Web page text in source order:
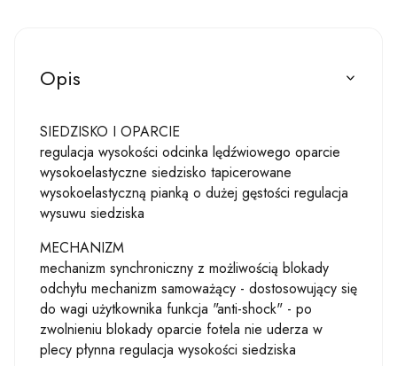
Opis
SIEDZISKO I OPARCIE
regulacja wysokości odcinka lędźwiowego oparcie
wysokoelastyczne siedzisko tapicerowane
wysokoelastyczną pianką o dużej gęstości regulacja
wysuwu siedziska
MECHANIZM
mechanizm synchroniczny z możliwością blokady
odchyłu mechanizm samoważący - dostosowujący się
do wagi użytkownika funkcja "anti-shock" - po
zwolnieniu blokady oparcie fotela nie uderza w
plecy płynna regulacja wysokości siedziska